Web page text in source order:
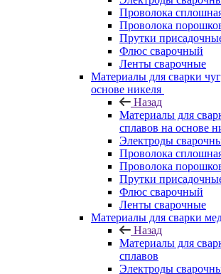
Проволока
Проволока
Прутки
Флюс сварочный
Ленты сварочные
Материалы для сварки
основе никеля
Назад
Материалы для
сплавов на основе
Электроды
Проволока
Проволока
Прутки
Флюс сварочный
Ленты сварочные
Материалы для сварки
Назад
Материалы для
сплавов
Электроды